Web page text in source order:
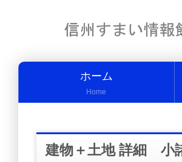
ホーム
Home
建物＋土地 詳細 小